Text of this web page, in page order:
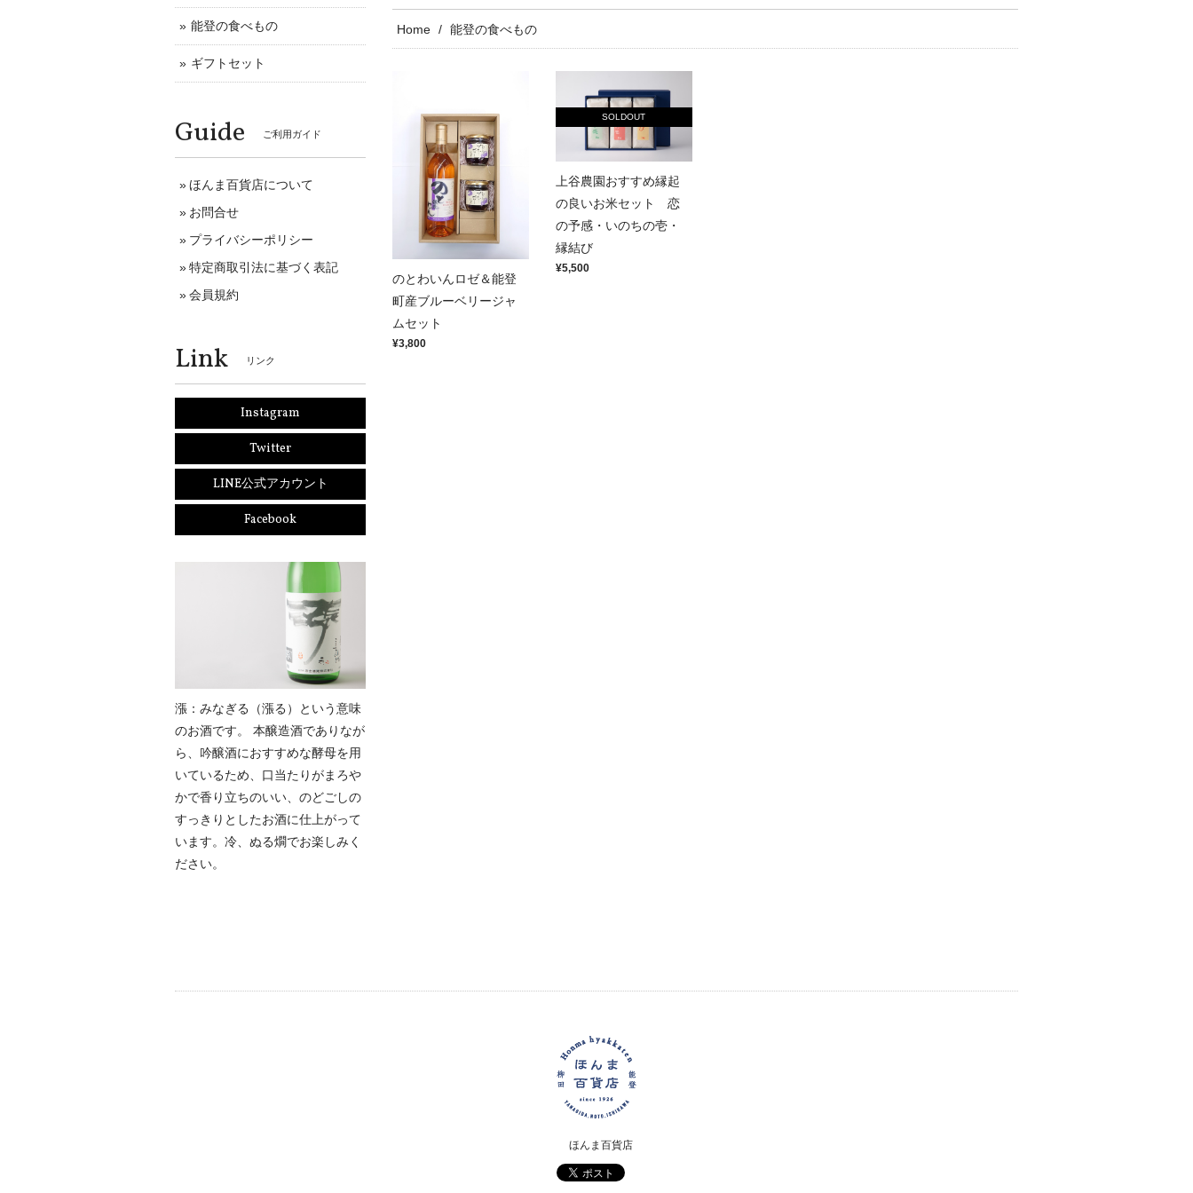
Home 能登の食べもの
のとわいんロゼ＆能登
町産ブルーベリージャ
ムセット
¥3,800
SOLDOUT
上谷農園おすすめ縁起
の良いお米セット 恋
の予感・いのちの壱・
縁結び
¥5,500
能登の食べもの
ギフトセット
Guide ご利用ガイド
ほんま百貨店について
お問合せ
プライバシーポリシー
特定商取引法に基づく表記
会員規約
Link リンク
Instagram
Twitter
LINE公式アカウント
Facebook
漲：みなぎる（漲る）という意味
のお酒です。 本醸造酒でありなが
ら、吟醸酒におすすめな酵母を用
いているため、口当たりがまろや
かで香り立ちのいい、のどごしの
すっきりとしたお酒に仕上がって
います。冷、ぬる燗でお楽しみく
ださい。
ほんま百貨店